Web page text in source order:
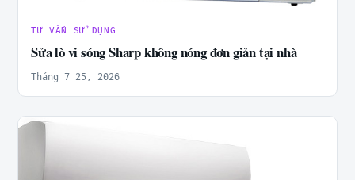
TƯ VẤN SỬ DỤNG
Sửa lò vi sóng Sharp không nóng đơn giản tại nhà
Tháng 7 25, 2026